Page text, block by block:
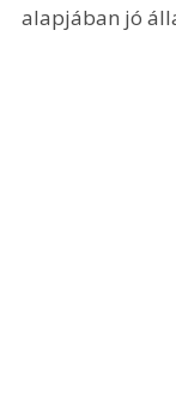
alapjában jó